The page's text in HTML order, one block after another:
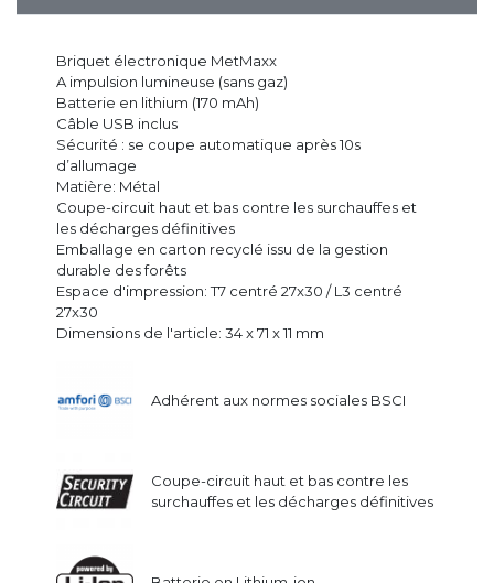
Briquet électronique MetMaxx
A impulsion lumineuse (sans gaz)
Batterie en lithium (170 mAh)
Câble USB inclus
Sécurité : se coupe automatique après 10s
d’allumage
Matière: Métal
Coupe-circuit haut et bas contre les surchauffes et
les décharges définitives
Emballage en carton recyclé issu de la gestion
durable des forêts
Espace d'impression: T7 centré 27x30 / L3 centré
27x30
Dimensions de l'article: 34 x 71 x 11 mm
Adhérent aux normes sociales BSCI
Coupe-circuit haut et bas contre les
surchauffes et les décharges définitives